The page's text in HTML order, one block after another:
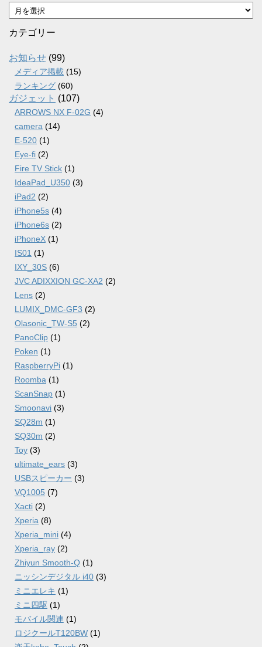
ア
ー
カ
ブ
カテゴリー
お知らせ (99)
メディア掲載 (15)
ランキング (60)
ガジェット (107)
ARROWS NX F-02G (4)
camera (14)
E-520 (1)
Eye-fi (2)
Fire TV Stick (1)
IdeaPad_U350 (3)
iPad2 (2)
iPhone5s (4)
iPhone6s (2)
iPhoneX (1)
IS01 (1)
IXY_30S (6)
JVC ADIXXION GC-XA2 (2)
Lens (2)
LUMIX_DMC-GF3 (2)
Olasonic_TW-S5 (2)
PanoClip (1)
Poken (1)
RaspberryPi (1)
Roomba (1)
ScanSnap (1)
Smoonavi (3)
SQ28m (1)
SQ30m (2)
Toy (3)
ultimate_ears (3)
USBスピーカー (3)
VQ1005 (7)
Xacti (2)
Xperia (8)
Xperia_mini (4)
Xperia_ray (2)
Zhiyun Smooth-Q (1)
ニッシンデジタル i40 (3)
ミニエレキ (1)
ミニ四駆 (1)
モバイル関連 (1)
ロジクールT120BW (1)